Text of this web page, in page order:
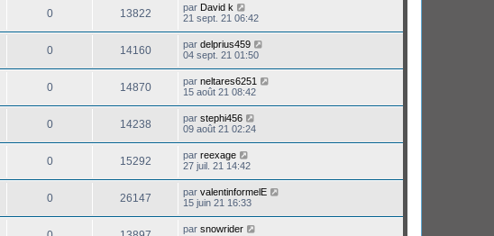
0 13822 par David k
21 sept. 21 06:42
0 14160 par delprius459
04 sept. 21 01:50
0 14870 par neltares6251
15 août 21 08:42
0 14238 par stephi456
09 août 21 02:24
0 15292 par reexage
27 juil. 21 14:42
0 26147 par valentinformelE
15 juin 21 16:33
par snowrider